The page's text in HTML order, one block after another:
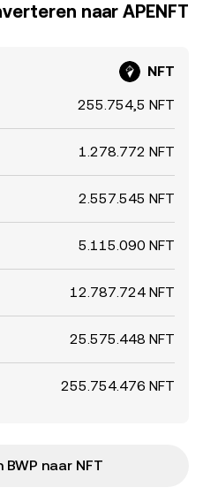
naar APENFT
NFT
255.754,5 NFT
1.278.772 NFT
2.557.545 NFT
5.115.090 NFT
12.787.724 NFT
25.575.448 NFT
255.754.476 NFT
naar NFT